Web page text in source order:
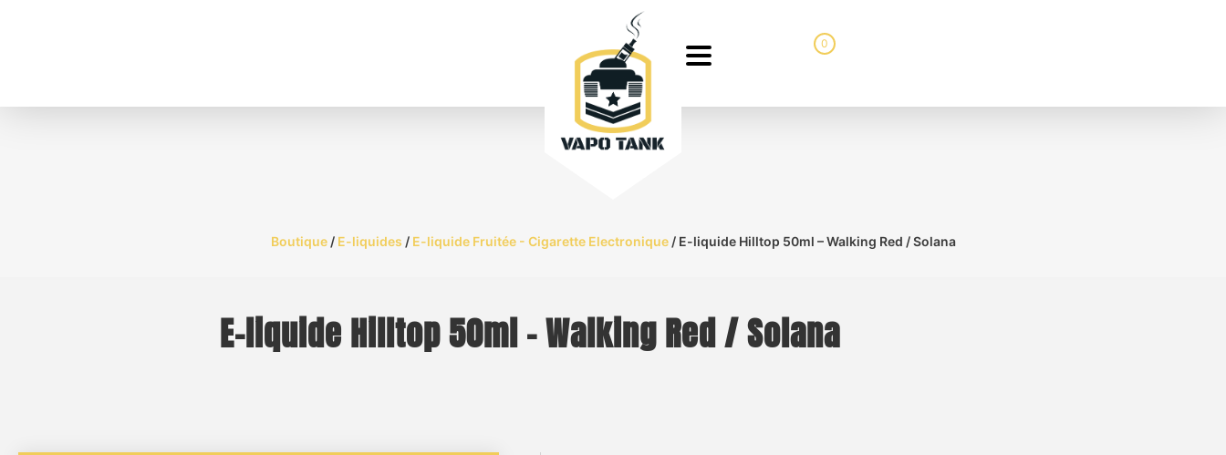
0
Boutique/ E-liquides / E-liquide Fruitée - Cigarette Electronique/ E-liquide Hilltop 50ml – Walking Red / Solana
E-liquide Hilltop 50ml – Walking Red / Solana